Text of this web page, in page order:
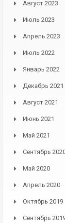
Август 2023
Июль 2023
Апрель 2023
Июль 2022
Январь 2022
Декабрь 2021
Август 2021
Июнь 2021
Май 2021
Сентябрь
Май 2020
Апрель 2020
Октябрь 2019
Сентябрь